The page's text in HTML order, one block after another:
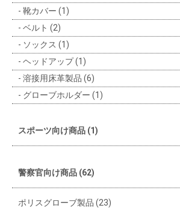
靴カバー (1)
ベルト (2)
ソックス (1)
ヘッドアップ (1)
溶接用床革製品 (6)
グローブホルダー (1)
スポーツ向け商品 (1)
警察官向け商品 (62)
ポリスグローブ製品 (23)